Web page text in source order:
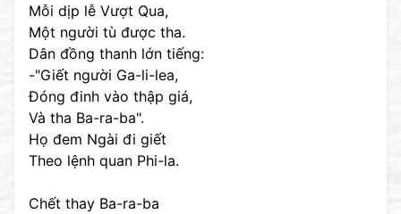
Mỗi dịp lễ Vượt Qua,
Một người tù được tha.
Dân đồng thanh lớn tiếng:
-"Giết người Ga-li-lea,
Đóng đinh vào thập giá,
Và tha Ba-ra-ba".
Họ đem Ngài đi giết
Theo lệnh quan Phi-la.
Chết thay Ba-ra-ba